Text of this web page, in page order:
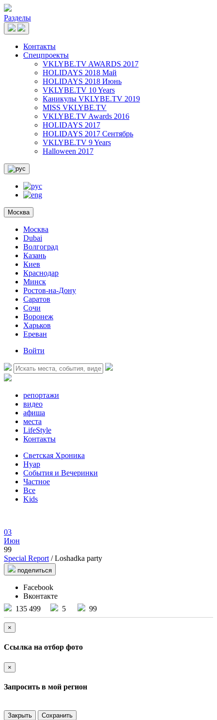
Разделы
Контакты
Спецпроекты
VKLYBE.TV AWARDS 2017
HOLIDAYS 2018 Май
HOLIDAYS 2018 Июнь
VKLYBE.TV 10 Years
Каникулы VKLYBE.TV 2019
MISS VKLYBE.TV
VKLYBE.TV Awards 2016
HOLIDAYS 2017
HOLIDAYS 2017 Сентябрь
VKLYBE.TV 9 Years
Halloween 2017
Москва
Москва
Dubai
Волгоград
Казань
Киев
Краснодар
Минск
Ростов-на-Дону
Саратов
Сочи
Воронеж
Харьков
Ереван
Войти
репортажи
видео
афиша
места
LifeStyle
Контакты
Светская Хроника
Нуар
События и Вечеринки
Частное
Все
Kids
03
Июн
99
Special Report / Loshadka party
поделиться
Facebook
Вконтакте
135 499
5 99
×
Ссылка на отбор фото
×
Запросить в мой регион
Закрыть Сохранить